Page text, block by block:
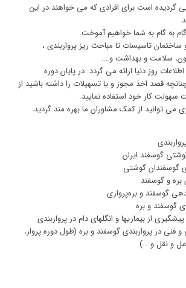
گردیده است برای افرادی که می خواهند در این
گام به گام به شما خواهیم آموخت.
تاسیسات تا مباحث ریز پرواربندی ،
سلامت و بهداشت و….
روز دنیا ارائه می گردد. در پایان دوره
قصد اخذ مجوز و یا تسهیلات را داشته باشید از
کار خود استفاده نمایید.
می توانید از کمک مشاوران ما بهره مند گردید.
گوسفند ایران
گوشتی
بره و گوسفند
گوسفند و بره‌پرواری
گوسفند و بره
از بیماریها و انگلهای دام در پرواربندی
فنی در پرواربندی گوسفند و بره (طول دوره پروار،
و نقل و …)